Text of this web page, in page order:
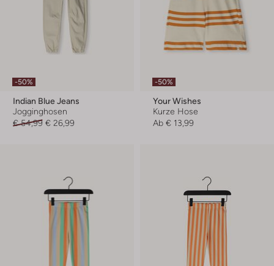
-50%
Indian Blue Jeans
Jogginghosen
€ 54,99 € 26,99
-50%
Your Wishes
Kurze Hose
Ab € 13,99